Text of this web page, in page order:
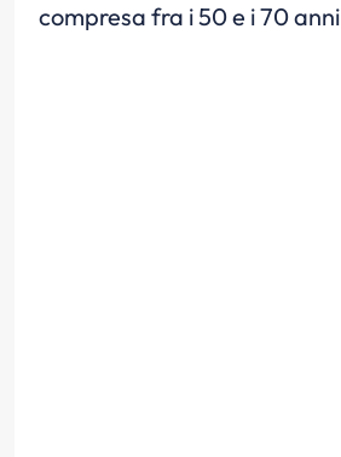
compresa fra i 50 e i 70 anni